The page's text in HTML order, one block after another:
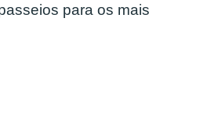
para os mais